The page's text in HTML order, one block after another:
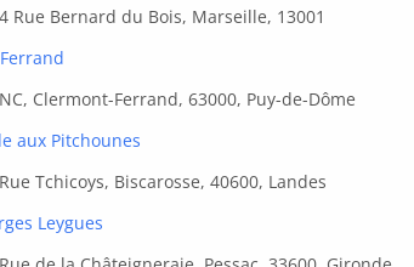
4 Rue Bernard du Bois, Marseille, 13001
NC, Clermont-Ferrand, 63000, Puy-de-Dôme
aux Pitchounes
Rue Tchicoys, Biscarosse, 40600, Landes
Leygues